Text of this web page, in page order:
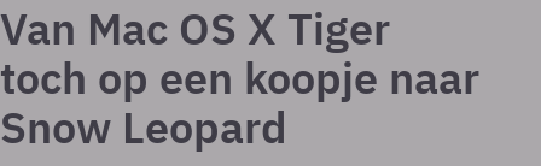
Van Mac OS X Tiger
toch op een koopje naar
Snow Leopard